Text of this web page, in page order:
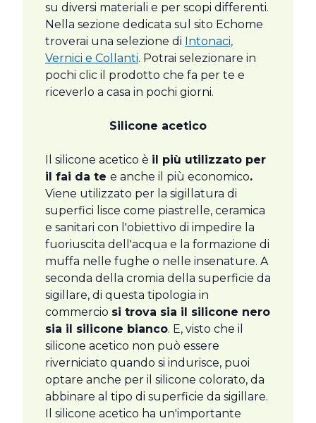
su diversi materiali e per scopi differenti.
Nella sezione dedicata sul sito Echome
troverai una selezione di Intonaci,
Vernici e Collanti. Potrai selezionare in
pochi clic il prodotto che fa per te e
riceverlo a casa in pochi giorni.
Silicone acetico
Il silicone acetico è il più utilizzato per
il fai da te e anche il più economico.
Viene utilizzato per la sigillatura di
superfici lisce come piastrelle, ceramica
e sanitari con l'obiettivo di impedire la
fuoriuscita dell'acqua e la formazione di
muffa nelle fughe o nelle insenature. A
seconda della cromia della superficie da
sigillare, di questa tipologia in
commercio si trova sia il silicone nero
sia il silicone bianco. E, visto che il
silicone acetico non può essere
riverniciato quando si indurisce, puoi
optare anche per il silicone colorato, da
abbinare al tipo di superficie da sigillare.
Il silicone acetico ha un'importante